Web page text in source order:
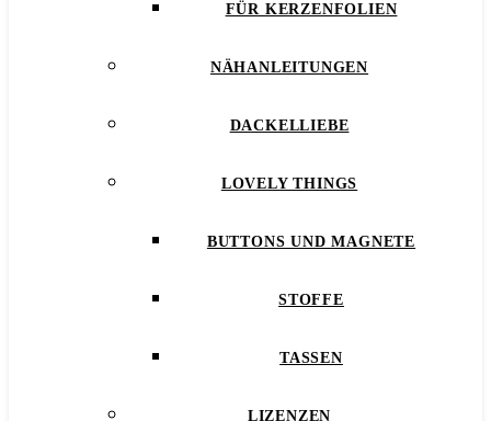
FÜR KERZENFOLIEN
NÄHANLEITUNGEN
DACKELLIEBE
LOVELY THINGS
BUTTONS UND MAGNETE
STOFFE
TASSEN
LIZENZEN